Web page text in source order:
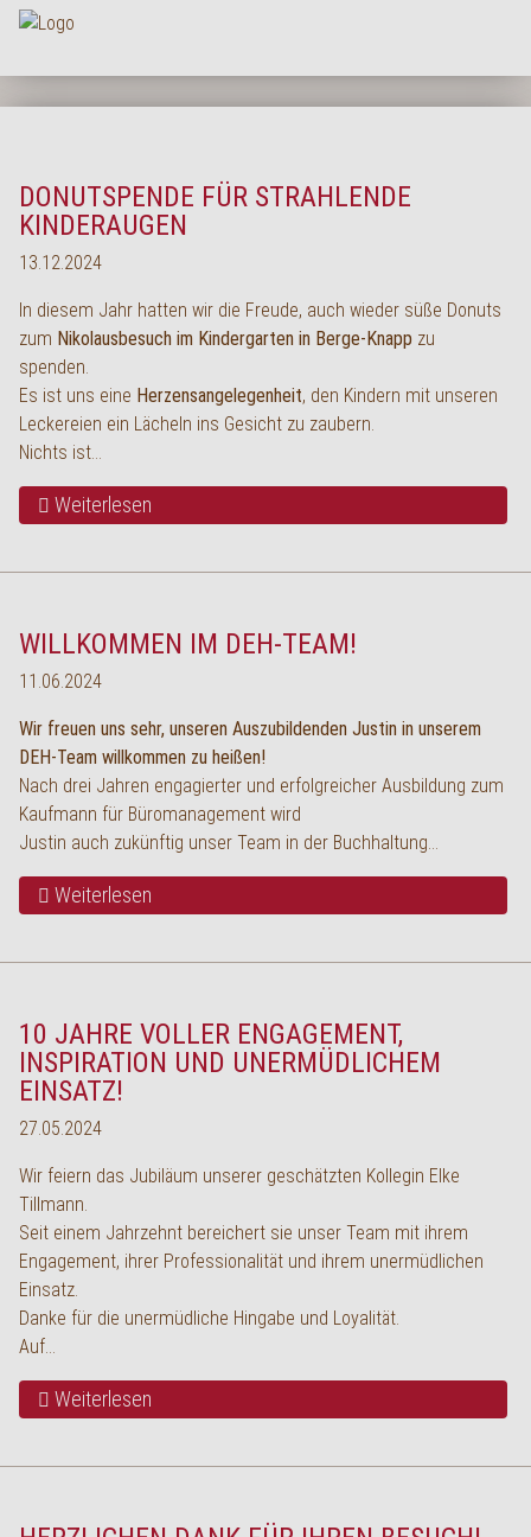
DONUTSPENDE FÜR STRAHLENDE
KINDERAUGEN
13.12.2024
In diesem Jahr hatten wir die Freude, auch wieder süße Donuts
zum Nikolausbesuch im Kindergarten in Berge-Knapp zu
spenden.
Es ist uns eine Herzensangelegenheit, den Kindern mit unseren
Leckereien ein Lächeln ins Gesicht zu zaubern.
Nichts ist…
Weiterlesen
WILLKOMMEN IM DEH-TEAM!
11.06.2024
Wir freuen uns sehr, unseren Auszubildenden Justin in unserem
DEH-Team willkommen zu heißen!
Nach drei Jahren engagierter und erfolgreicher Ausbildung zum
Kaufmann für Büromanagement wird
Justin auch zukünftig unser Team in der Buchhaltung…
Weiterlesen
10 JAHRE VOLLER ENGAGEMENT,
INSPIRATION UND UNERMÜDLICHEM
EINSATZ!
27.05.2024
Wir feiern das Jubiläum unserer geschätzten Kollegin Elke
Tillmann.
Seit einem Jahrzehnt bereichert sie unser Team mit ihrem
Engagement, ihrer Professionalität und ihrem unermüdlichen
Einsatz.
Danke für die unermüdliche Hingabe und Loyalität.
Auf…
Weiterlesen
HOME
SORTIMENT
KARRIERE
NEWS
KONTAKT
FAQ
LOGIN